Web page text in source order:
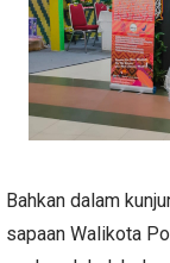
Bahkan dalam
sapaan Walikota